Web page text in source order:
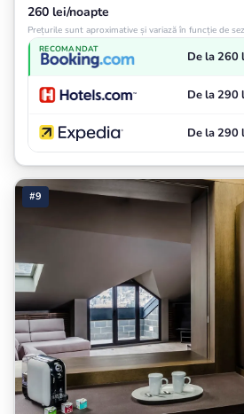
260 lei/noapte
Prețurile sunt aproximative și variază în funcție de
RECOMANDAT De la 260
De la 290
De la 290
#9